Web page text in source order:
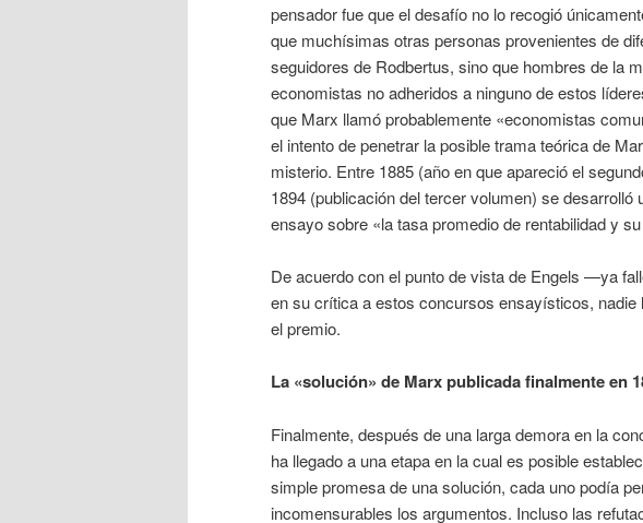
pensador fue que el desafío no lo recogió
que muchísimas otras personas provenientes de
seguidores de Rodbertus, sino que hombres de la
economistas no adheridos a ninguno de estos
que Marx llamó probablemente «economistas
el intento de penetrar la posible trama teórica de
misterio. Entre 1885 (año en que apareció el
1894 (publicación del tercer volumen) se
ensayo sobre «la tasa promedio de rentabilidad y
De acuerdo con el punto de vista de Engels —ya
en su crítica a estos concursos ensayísticos, nadie
el premio.
La «solución» de Marx publicada finalmente en
Finalmente, después de una larga demora en la
ha llegado a una etapa en la cual es posible
simple promesa de una solución, cada uno podía
incomensurables los argumentos. Incluso las